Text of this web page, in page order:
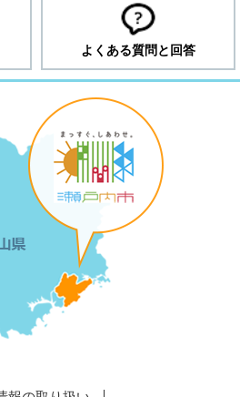
よくある質問と回答